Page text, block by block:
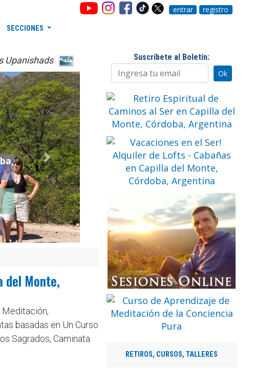
entrar registro
SECCIONES
Upanishads
Siguiente
del Monte,
Meditación,
basadas en Un Curso
Sagrados, Caminata
Suscríbete al Boletín:
RETIROS, CURSOS, TALLERES